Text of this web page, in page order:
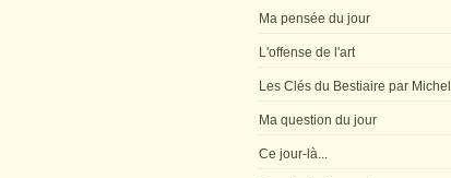
Ma pensée du jour
L'offense de l'art
Les Clés du Bestiaire par Michel
Ma question du jour
Ce jour-là...